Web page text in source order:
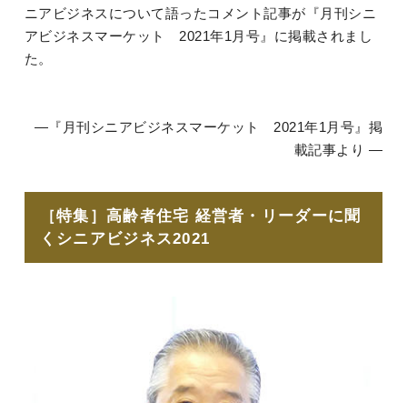
ニアビジネスについて語ったコメント記事が『月刊シニ
アビジネスマーケット 2021年1月号』に掲載されまし
た。
―『月刊シニアビジネスマーケット 2021年1月号』掲
載記事より ―
［特集］高齢者住宅 経営者・リーダーに聞
くシニアビジネス2021